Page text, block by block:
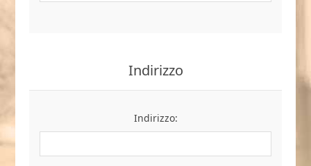
Indirizzo
Indirizzo: